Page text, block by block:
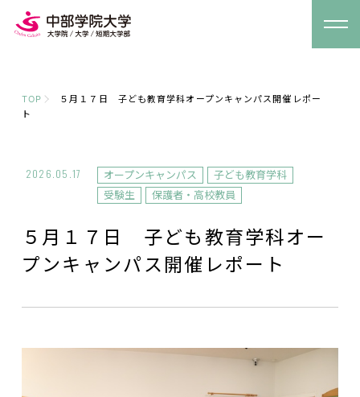
TOP
５月１７日 子ども教育学科オープンキャンパス開催レポー
ト
2026.05.17 オープンキャンパス
子ども教育学科
受験生
保護者・高校教員
５月１７日 子ども教育学科オー
プンキャンパス開催レポート